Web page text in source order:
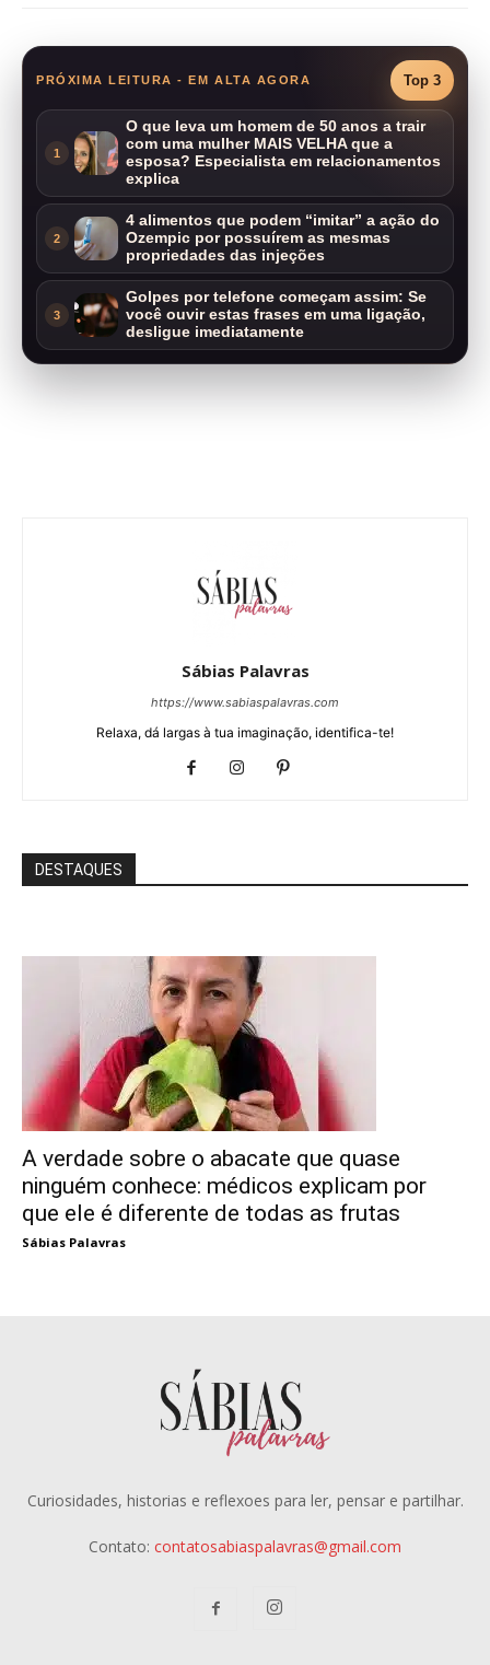
PRÓXIMA LEITURA - EM ALTA AGORA Top 3
1
O que leva um homem de 50 anos a trair
com uma mulher MAIS VELHA que a
esposa? Especialista em relacionamentos
explica
2
4 alimentos que podem “imitar” a ação do
Ozempic por possuírem as mesmas
propriedades das injeções
3
Golpes por telefone começam assim: Se
você ouvir estas frases em uma ligação,
desligue imediatamente
Sábias Palavras
https://www.sabiaspalavras.com
Relaxa, dá largas à tua imaginação, identifica-te!
DESTAQUES
A verdade sobre o abacate que quase
ninguém conhece: médicos explicam por
que ele é diferente de todas as frutas
Sábias Palavras
Curiosidades, historias e reflexoes para ler, pensar e partilhar.
Contato: contatosabiaspalavras@gmail.com